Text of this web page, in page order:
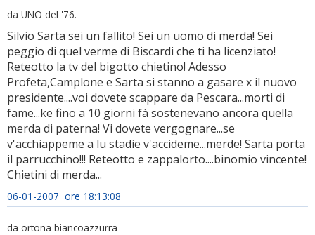
da UNO del '76.
Silvio Sarta sei un fallito! Sei un uomo di merda! Sei
peggio di quel verme di Biscardi che ti ha licenziato!
Reteotto la tv del bigotto chietino! Adesso
Profeta,Camplone e Sarta si stanno a gasare x il nuovo
presidente....voi dovete scappare da Pescara...morti di
fame...ke fino a 10 giorni fà sostenevano ancora quella
merda di paterna! Vi dovete vergognare...se
v'acchiappeme a lu stadie v'accideme...merde! Sarta porta
il parrucchino!!! Reteotto e zappalorto....binomio vincente!
Chietini di merda...
06-01-2007 ore 18:13:08
da ortona biancoazzurra